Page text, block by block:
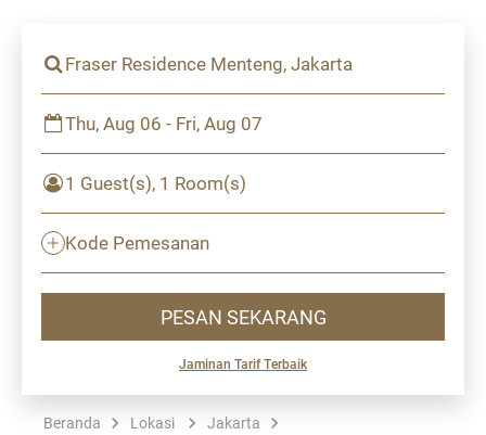
Fraser Residence Menteng, Jakarta
Thu, Aug 06 - Fri, Aug 07
1 Guest(s), 1 Room(s)
Kode Pemesanan
PESAN SEKARANG
Jaminan Tarif Terbaik
Beranda Lokasi
Jakarta